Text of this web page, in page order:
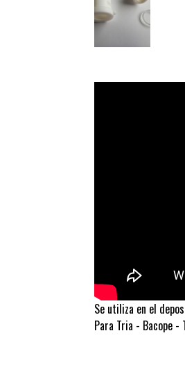
Se utiliza en el
Para Tria - Bacope -